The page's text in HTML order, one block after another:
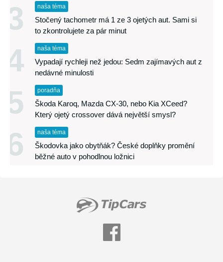
3 naša téma
Stočený tachometr má 1 ze 3 ojetých aut. Sami si
to zkontrolujete za pár minut
4 naša téma
Vypadají rychleji než jedou: Sedm zajímavých aut z
nedávné minulosti
5 poradňa
Škoda Karoq, Mazda CX-30, nebo Kia XCeed?
Který ojetý crossover dává největší smysl?
6 naša téma
Škodovka jako obytňák? České doplňky promění
běžné auto v pohodlnou ložnici